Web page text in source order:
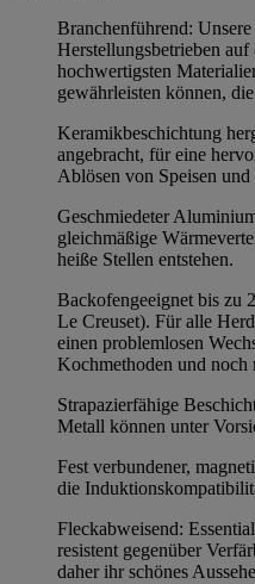
Branchenführend:
Herstellungsbetrieben auf
hochwertigsten
gewährleisten können,
Keramikbeschichtung
angebracht, für eine
Ablösen von Speisen
Geschmiedeter
gleichmäßige
heiße Stellen entstehen.
Backofengeeignet bis zu
Le Creuset). Für alle
einen problemlosen
Kochmethoden und
Strapazierfähige
Metall können unter
Fest verbundener,
die
Fleckabweisend:
resistent gegenüber
daher ihr schönes